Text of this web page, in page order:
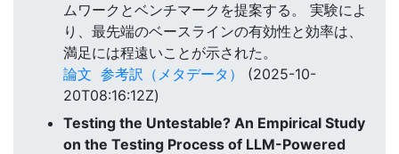
ムワークとベンチマークを提案する。 実験によ
り、最先端のベースラインの有効性と効率は、
満足には程遠いことが示された。
論文 参考訳（メタデータ）
(2025-10-
20T08:16:12Z)
Testing the Untestable? An Empirical Study
on the Testing Process of LLM-Powered